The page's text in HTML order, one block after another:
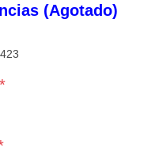
(Agotado)
*